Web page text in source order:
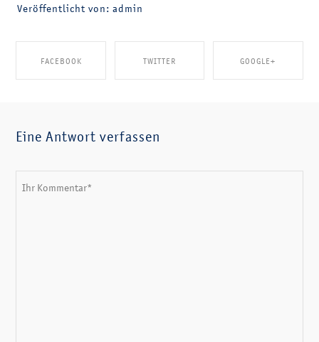
Veröffentlicht von: admin
FACEBOOK TWITTER GOOGLE+
Eine Antwort verfassen